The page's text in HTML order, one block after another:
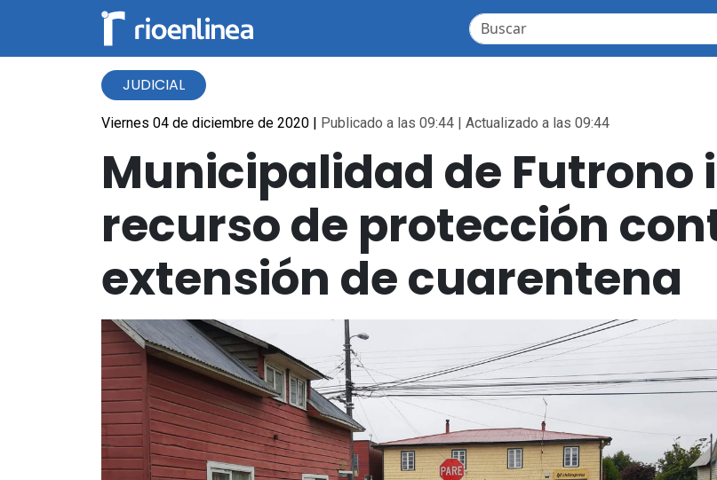
JUDICIAL
Viernes 04 de diciembre de 2020 | Publicado a las 09:44 | Actualizado a las 09:44
Municipalidad de Futrono
recurso de protección
extensión de cuarentena